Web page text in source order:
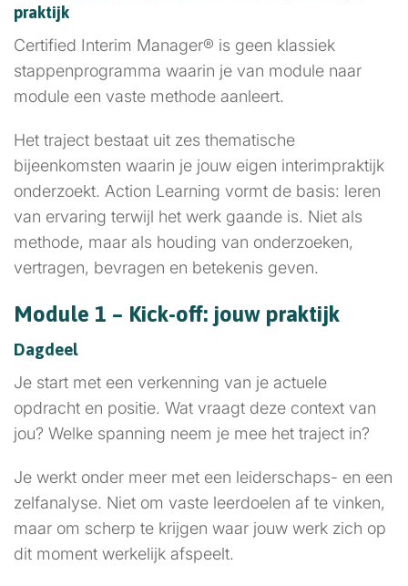
praktijk
Certified Interim Manager® is geen klassiek
stappenprogramma waarin je van module naar
module een vaste methode aanleert.
Het traject bestaat uit zes thematische
bijeenkomsten waarin je jouw eigen interimpraktijk
onderzoekt. Action Learning vormt de basis: leren
van ervaring terwijl het werk gaande is. Niet als
methode, maar als houding van onderzoeken,
vertragen, bevragen en betekenis geven.
Module 1 – Kick-off: jouw praktijk
Dagdeel
Je start met een verkenning van je actuele
opdracht en positie. Wat vraagt deze context van
jou? Welke spanning neem je mee het traject in?
Je werkt onder meer met een leiderschaps- en een
zelfanalyse. Niet om vaste leerdoelen af te vinken,
maar om scherp te krijgen waar jouw werk zich op
dit moment werkelijk afspeelt.